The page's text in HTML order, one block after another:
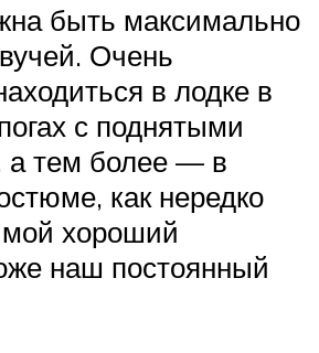
быть максимально
Очень
в лодке в
с поднятыми
а тем более — в
как нередко
хороший
наш постоянный